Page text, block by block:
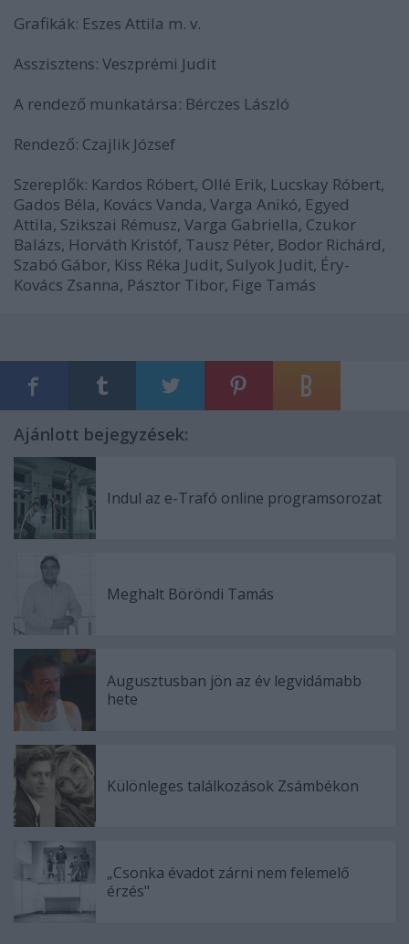
Grafikák: Eszes Attila m. v.
Asszisztens: Veszprémi Judit
A rendező munkatársa: Bérczes László
Rendező: Czajlik József
Szereplők: Kardos Róbert, Ollé Erik, Lucskay Róbert,
Gados Béla, Kovács Vanda, Varga Anikó, Egyed
Attila, Szikszai Rémusz, Varga Gabriella, Czukor
Balázs, Horváth Kristóf, Tausz Péter, Bodor Richárd,
Szabó Gábor, Kiss Réka Judit, Sulyok Judit, Éry-
Kovács Zsanna, Pásztor Tibor, Fige Tamás
Ajánlott bejegyzések:
Indul az e-Trafó online programsorozat
Meghalt Böröndi Tamás
Augusztusban jön az év legvidámabb
hete
Különleges találkozások Zsámbékon
„Csonka évadot zárni nem felemelő
érzés"